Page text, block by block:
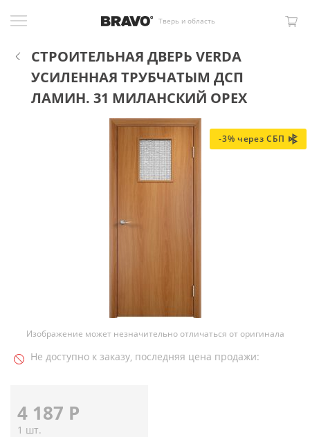
Тверь и область
СТРОИТЕЛЬНАЯ ДВЕРЬ VERDA
УСИЛЕННАЯ ТРУБЧАТЫМ ДСП
ЛАМИН. 31 МИЛАНСКИЙ ОРЕХ
-3% через СБП
Изображение может незначительно отличаться от оригинала
Не доступно к заказу, последняя цена продажи:
4 187 Р
1 шт.